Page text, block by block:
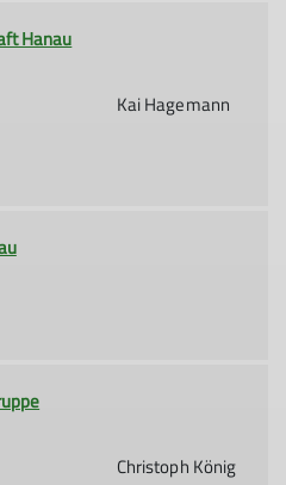
Hanau
Kai Hagemann
Christoph König